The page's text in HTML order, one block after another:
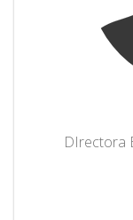
DIrectora